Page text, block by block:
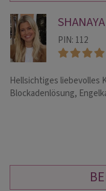
SHANAYA
PIN: 112
Hellsichtiges liebevolles
Blockadenlösung,